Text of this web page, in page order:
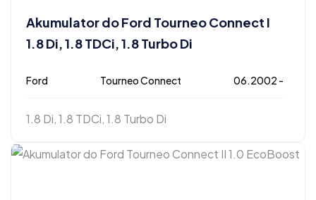
Akumulator do Ford Tourneo Connect I
1.8 Di, 1.8 TDCi, 1.8 Turbo Di
Ford Tourneo Connect 06.2002 -
1.8 Di, 1.8 TDCi, 1.8 Turbo Di